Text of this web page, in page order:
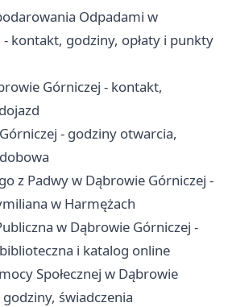
Odpadami w
kontakt, godziny, opłaty i punkty
Górniczej - kontakt,
- godziny otwarcia,
z Padwy w Dąbrowie Górniczej -
w Harmężach
w Dąbrowie Górniczej -
i katalog online
Społecznej w Dąbrowie
świadczenia